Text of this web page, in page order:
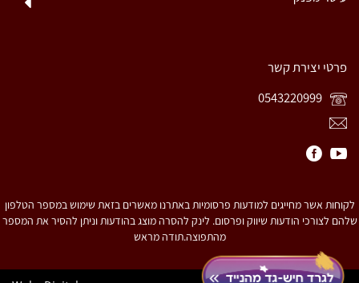
פרטי יצירת קשר
לקוחות אשר מחייגים למודעות פרסומיות באתרנו מאשרים בזאת שימוש במספר הטלפון
שלהם לצורכי הודעות שיווק ופרסום. לינק להסרה מוצג בהודעות וניתן להסיר את המספר
מהתפוצה.תודה מראש